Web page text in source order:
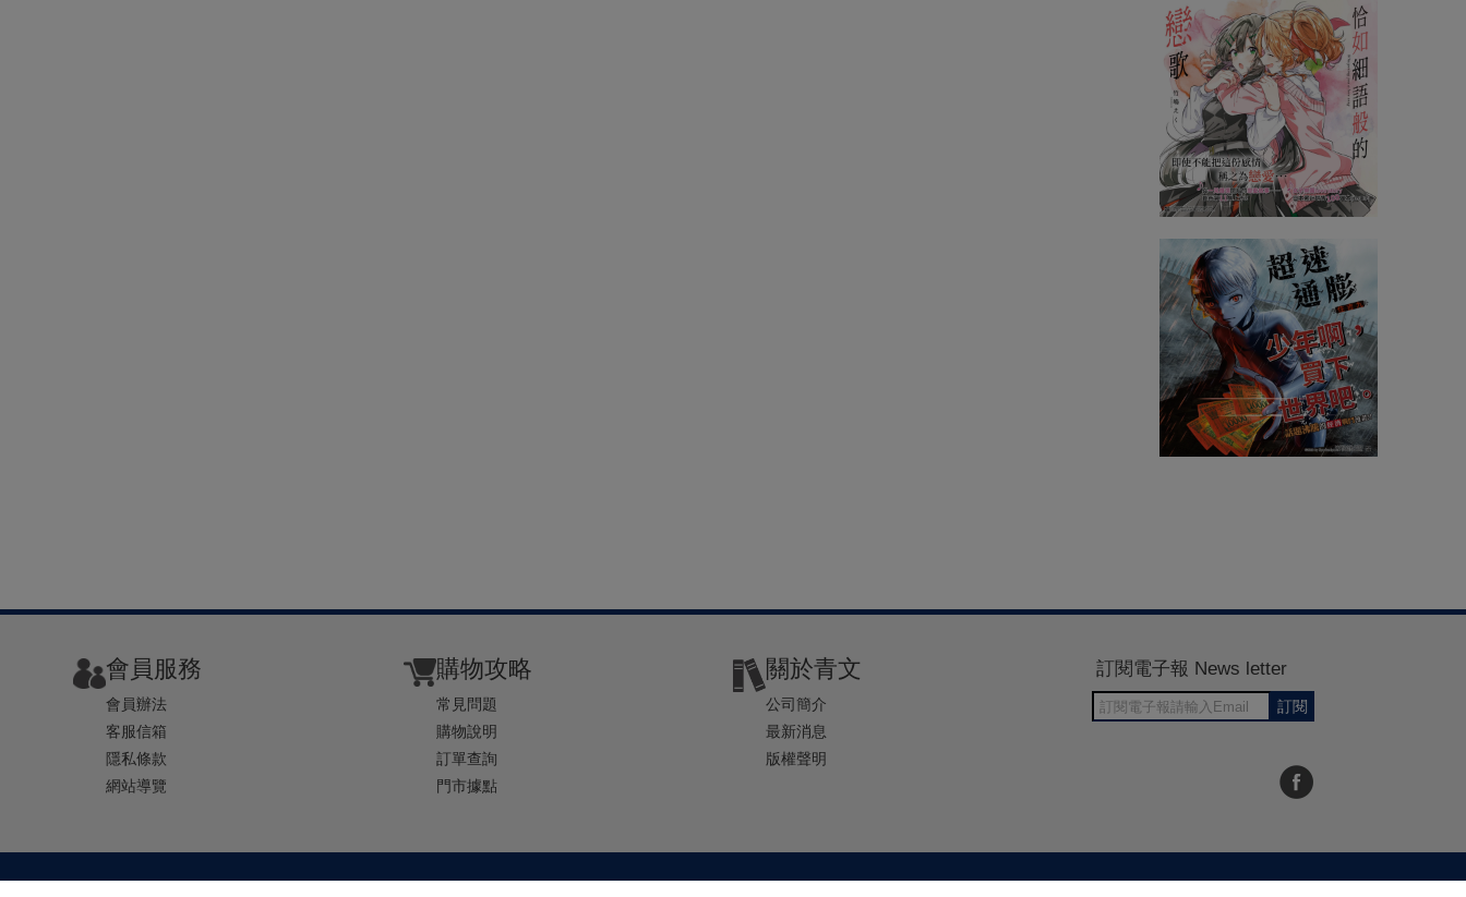
會員服務
會員辦法
客服信箱
隱私條款
網站導覽
購物攻略
常見問題
購物說明
訂單查詢
門市據點
關於青文
公司簡介
最新消息
版權聲明
訂閱電子報 News letter
訂閱